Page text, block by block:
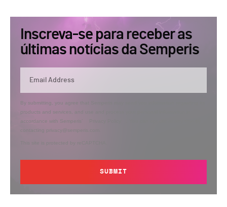
Inscreva-se para receber as
últimas notícias da Semperis
By submitting, you agree that Semperis may send you information regarding its
products and services, and use and process your personal information in
accordance with Semperis’
contacting privacy@semperis.com.
This site is protected by reCAPTCHA.
SUBMIT